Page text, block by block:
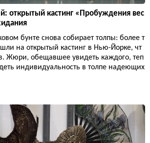
открытый кастинг «Пробуждения вес
бунте снова собирает толпы: более т
на открытый кастинг в Нью-Йорке, чт
Жюри, обещавшее увидеть каждого, теп
индивидуальность в толпе надеющих